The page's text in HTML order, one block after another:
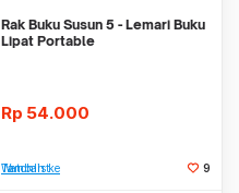
Rak Buku Susun 5 - Lemari Buku
Lipat Portable
Rp 54.000
Tambah ke Watchlist 9